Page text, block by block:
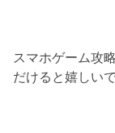
スマホゲーム攻
だけると嬉しいで